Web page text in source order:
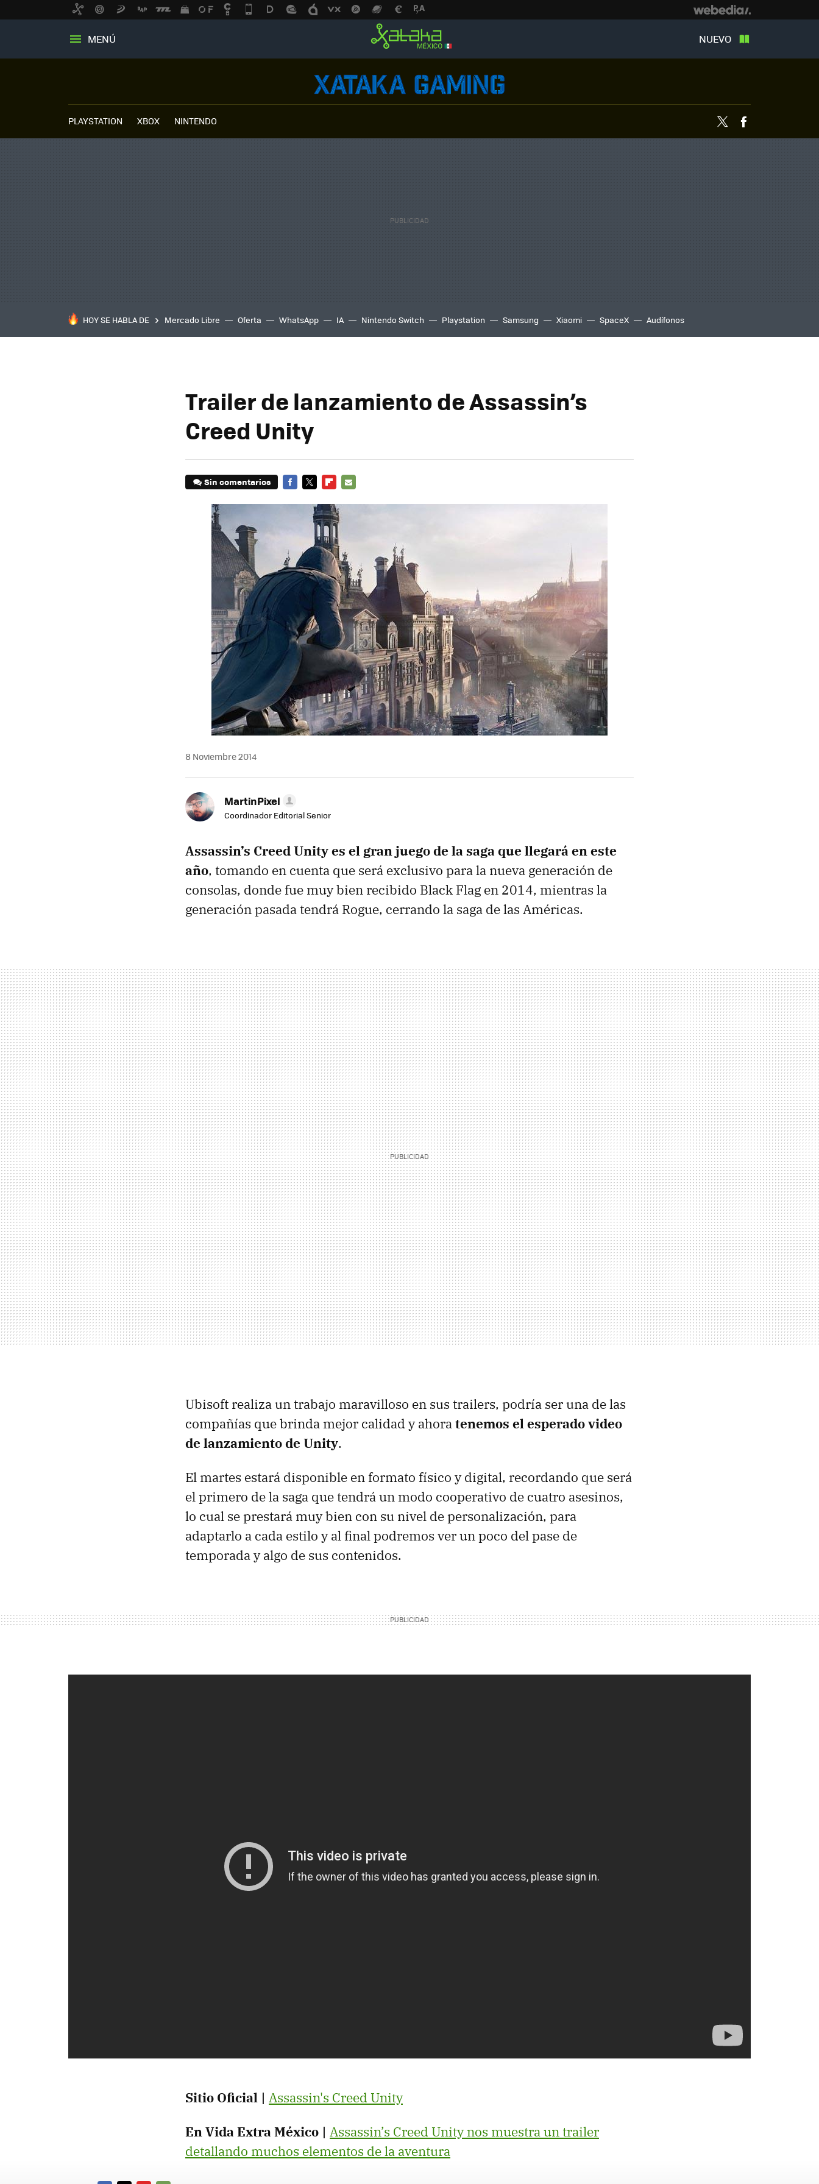
MENÚ NUEVO
PLAYSTATION XBOX NINTENDO Twitter
HOY SE HABLA DE Mercado Libre Oferta WhatsApp IA Nintendo Switch Playstation Samsung Xiaomi SpaceX Audífonos
Trailer de lanzamiento de Assassin’s
Creed Unity
Sin comentarios
MAIL
8 Noviembre 2014
MartinPixel
Coordinador Editorial Senior
Assassin’s Creed Unity es el gran juego de la saga que llegará en este
año, tomando en cuenta que será exclusivo para la nueva generación de
consolas, donde fue muy bien recibido Black Flag en 2014, mientras la
generación pasada tendrá Rogue, cerrando la saga de las Américas.
Ubisoft realiza un trabajo maravilloso en sus trailers, podría ser una de las
compañías que brinda mejor calidad y ahoratenemos el esperado video
de lanzamiento de Unity.
El martes estará disponible en formato físico y digital, recordando que será
el primero de la saga que tendrá un modo cooperativo de cuatro asesinos,
lo cual se prestará muy bien con su nivel de personalización, para
adaptarlo a cada estilo y al final podremos ver un poco del pase de
temporada y algo de sus contenidos.
Sitio Oficial | Assassin's Creed Unity
En Vida Extra México | Assassin’s Creed Unity nos muestra un trailer
detallando muchos elementos de la aventura